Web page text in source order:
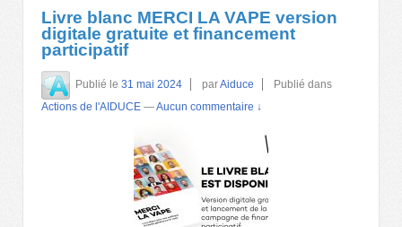
Livre blanc MERCI LA VAPE version
digitale gratuite et financement
participatif
Publié le 31 mai 2024 parAiduce
Publié dans
Actions de l'AIDUCE —Aucun commentaire ↓